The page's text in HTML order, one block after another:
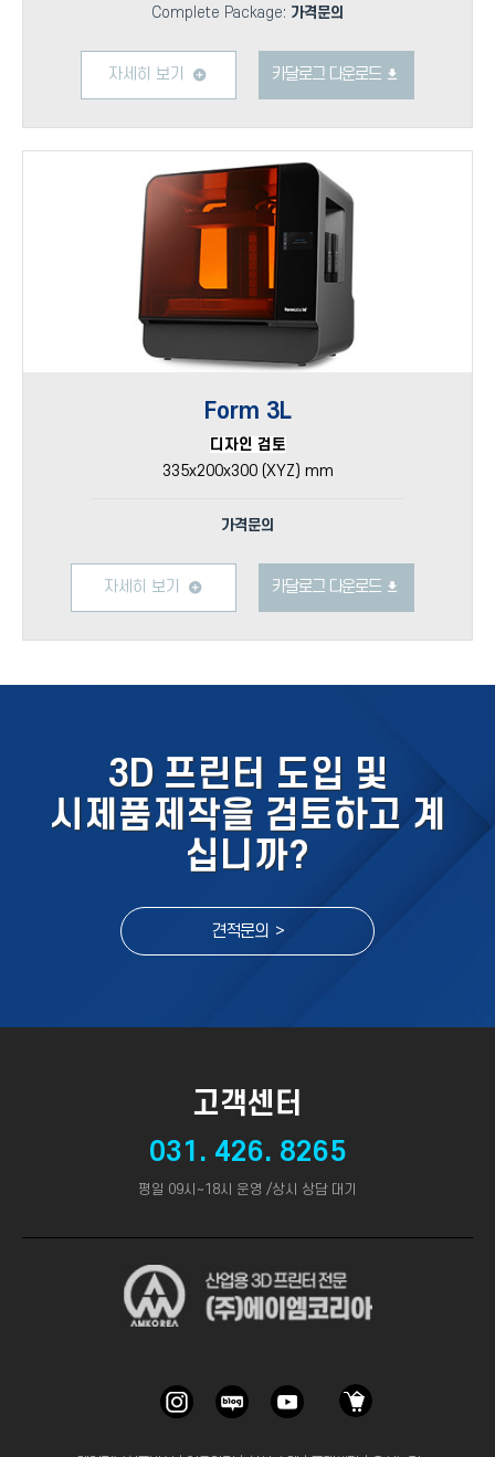
Complete Package: 가격문의
자세히 보기 카달로그 다운로드
Form 3L
디자인 검토
335x200x300 (XYZ) mm
가격문의
자세히 보기 카달로그 다운로드
3D 프린터 도입 및
시제품제작을 검토하고 계
십니까?
견적문의 >
고객센터
031. 426. 8265
평일 09시~18시 운영 /상시 상담 대기